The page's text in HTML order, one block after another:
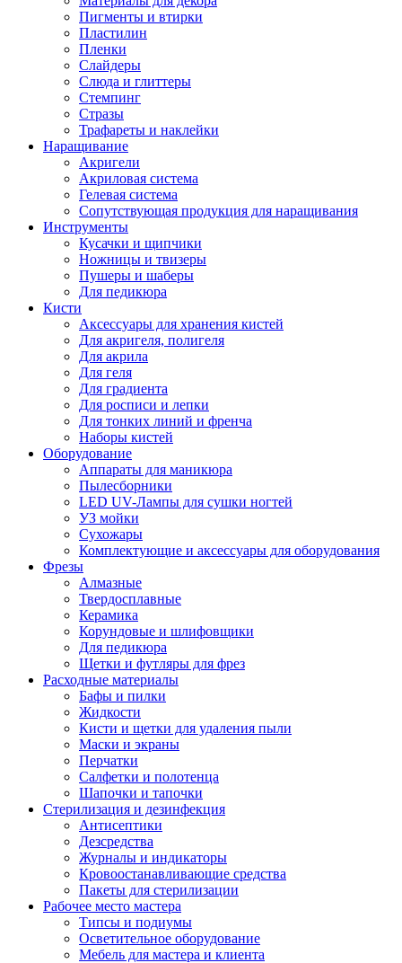
Пигменты и втирки
Пластилин
Пленки
Слайдеры
Слюда и глиттеры
Стемпинг
Стразы
Трафареты и наклейки
Наращивание
Акригели
Акриловая система
Гелевая система
Сопутствующая продукция для наращивания
Инструменты
Кусачки и щипчики
Ножницы и твизеры
Пушеры и шаберы
Для педикюра
Кисти
Аксессуары для хранения кистей
Для акригеля, полигеля
Для акрила
Для геля
Для градиента
Для росписи и лепки
Для тонких линий и френча
Наборы кистей
Оборудование
Аппараты для маникюра
Пылесборники
LED UV-Лампы для сушки ногтей
УЗ мойки
Сухожары
Комплектующие и аксессуары для оборудования
Фрезы
Алмазные
Твердосплавные
Керамика
Корундовые и шлифовщики
Для педикюра
Щетки и футляры для фрез
Расходные материалы
Бафы и пилки
Жидкости
Кисти и щетки для удаления пыли
Маски и экраны
Перчатки
Салфетки и полотенца
Шапочки и тапочки
Стерилизация и дезинфекция
Антисептики
Дезсредства
Журналы и индикаторы
Кровоостанавливающие средства
Пакеты для стерилизации
Рабочее место мастера
Типсы и подиумы
Осветительное оборудование
Мебель для мастера и клиента